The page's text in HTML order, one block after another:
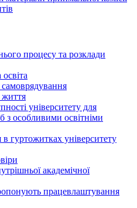
процесу та розклади
життя
університету для
з особливими освітніми
гуртожитках університету
академічної
працевлаштування